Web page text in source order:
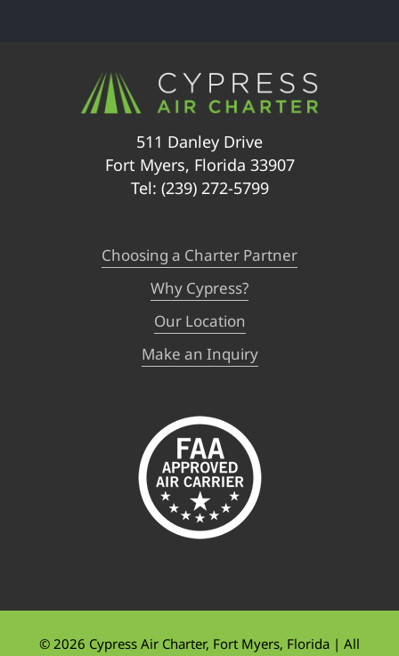
511 Danley Drive
Fort Myers, Florida 33907
Tel: (239) 272-5799
Choosing a Charter Partner
Why Cypress?
Our Location
Make an Inquiry
© 2026 Cypress Air Charter, Fort Myers, Florida | All